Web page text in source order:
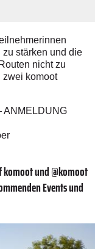
zu stärken und die
nicht zu
zwei komoot
ANMELDUNG
komoot und @komoot
Events und